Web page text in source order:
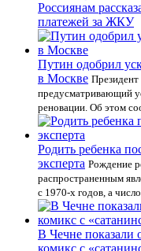
Россиянам
платежей за ЖКУ
Путин одобрил
в Москве
предусматривающий
реновации. Об этом
Родить ребенка
эксперта Рождение
распространенным
с 1970-х годов, а
В Чечне показали
комикс с